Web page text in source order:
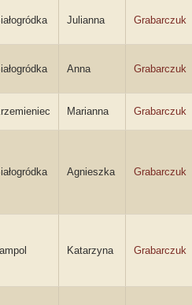
Julianna Grabarczuk
Anna Grabarczuk
Marianna Grabarczuk
Agnieszka Grabarczuk
Katarzyna Grabarczuk